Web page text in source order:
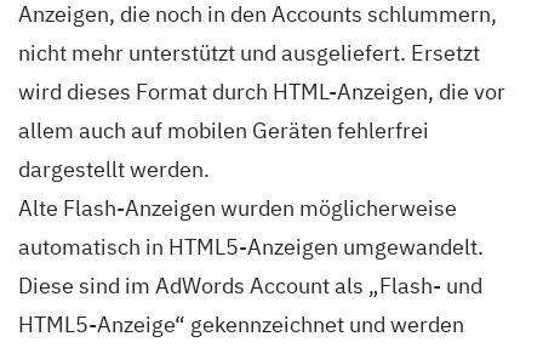
Anzeigen, die noch in den Accounts schlummern,
nicht mehr unterstützt und ausgeliefert. Ersetzt
wird dieses Format durch HTML-Anzeigen, die vor
allem auch auf mobilen Geräten fehlerfrei
dargestellt werden.
Alte Flash-Anzeigen wurden möglicherweise
automatisch in HTML5-Anzeigen umgewandelt.
Diese sind im AdWords Account als „Flash- und
HTML5-Anzeige“ gekennzeichnet und werden